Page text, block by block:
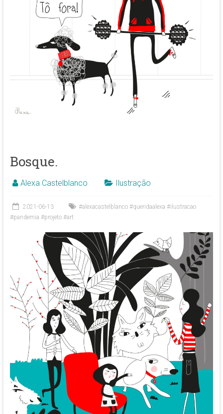
Bosque.
Alexa Castelblanco Ilustração
2021-06-13
#alexacastelblanco #queridaalexa #ilustracao
#pandemia #projeto #art